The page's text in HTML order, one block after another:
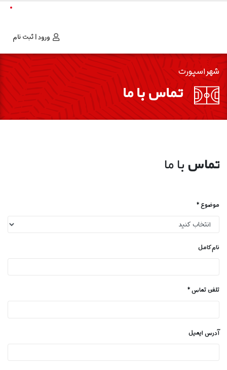
ورود | ثبت نام
تماس با ما
شهر اسپورت
تماسبا ما
موضوع
نام کامل
تلفن تماس
آدرس ایمیل